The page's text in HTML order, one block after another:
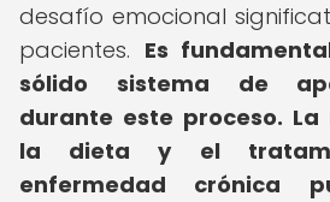
desafío emocional
pacientes. Es
sólido sistema de
durante este proceso. La
la dieta y el
enfermedad crónica